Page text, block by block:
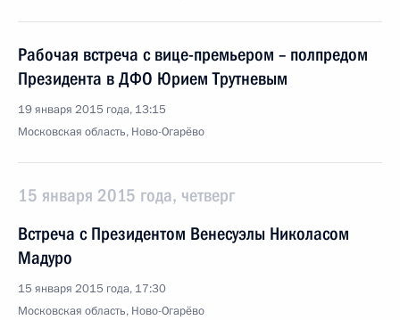
Рабочая встреча с вице-премьером – полпредом
Президента в ДФО Юрием Трутневым
19 января 2015 года, 13:15
Московская область, Ново-Огарёво
15 января 2015 года, четверг
Встреча с Президентом Венесуэлы Николасом
Мадуро
15 января 2015 года, 17:30
Московская область, Ново-Огарёво